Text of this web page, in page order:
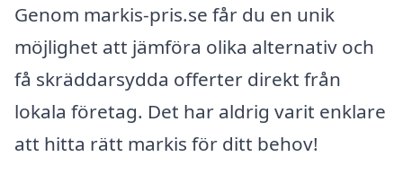
Genom markis-pris.se får du en unik
möjlighet att jämföra olika alternativ och
få skräddarsydda offerter direkt från
lokala företag. Det har aldrig varit enklare
att hitta rätt markis för ditt behov!